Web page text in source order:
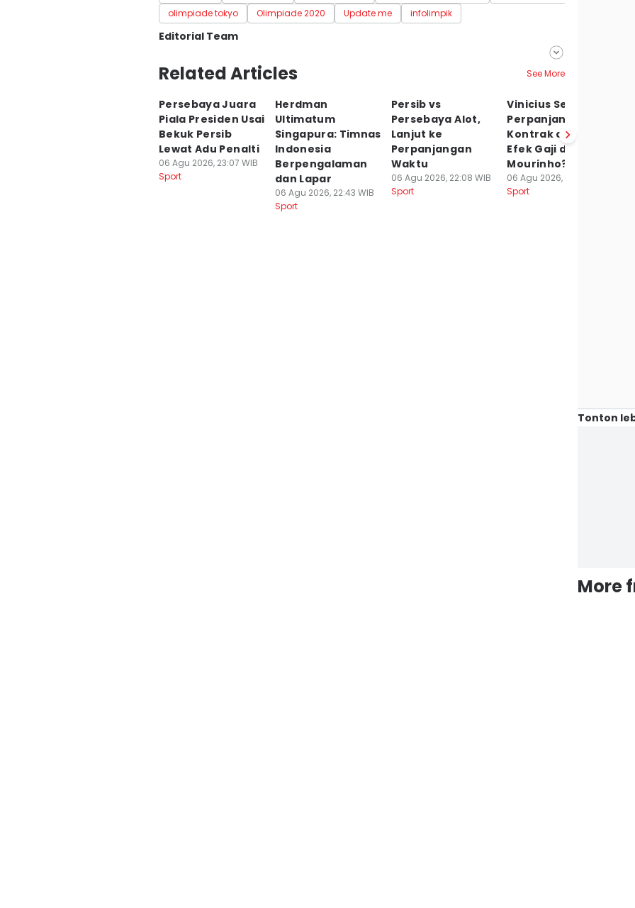
olimpiade tokyo
Olimpiade 2020 Update me infolimpik
Editorial Team
Editor
Satria Permana
Editor
Jumawan Syahrudin
Related Articles See More
Persebaya Juara
Piala Presiden Usai
Bekuk Persib
Lewat Adu Penalti
06 Agu 2026, 23:07 WIB
Sport
Herdman
Ultimatum
Singapura: Timnas
Indonesia
Berpengalaman
dan Lapar
06 Agu 2026, 22:43 WIB
Sport
Persib vs
Persebaya Alot,
Lanjut ke
Perpanjangan
Waktu
06 Agu 2026, 22:08 WIB
Sport
Vinicius Segera
Perpanjang
Kontrak di Madrid,
Efek Gaji dan
Mourinho?
06 Agu 2026, 21:41 WIB
Sport
Tonton
More